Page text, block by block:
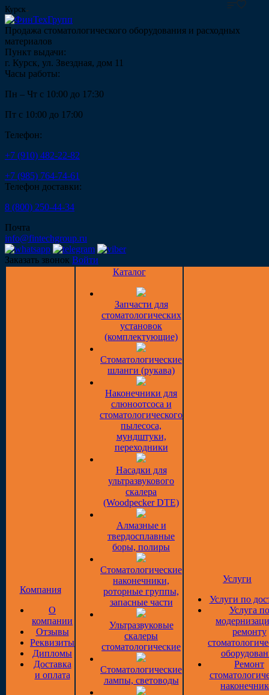
Курск
Продажа стоматологического оборудования и расходных
материалов
Пункт выдачи:
г. Курск, ул. Звездная, дом 11
Часы работы:
Пн – Чт с 10:00 до 17:30
Пт с 10:00 до 17:00
Телефон:
+7 (910) 482-22-82
+7 (985) 764-74-61
Телефон доставки:
8 (800) 250-44-34
Почта
info@fintechgroup.ru
Заказать звонок Войти
Компания
О
компании
Отзывы
Реквизиты
Дипломы
Доставка
и оплата
Каталог
Запчасти для
стоматологических
установок
(комплектующие)
Стоматологические
шланги (рукава)
Наконечники для
слюноотсоса и
стоматологического
пылесоса,
мундштуки,
переходники
Насадки для
ультразвукового
скалера
(Woodpecker DTE)
Алмазные и
твердосплавные
боры, полиры
Стоматологические
наконечники,
роторные группы,
запасные части
Ультразвуковые
скалеры
стоматологические
Стоматологические
лампы, световоды
Услуги
Услуги по
Услуга по
ремонту
Ремонт